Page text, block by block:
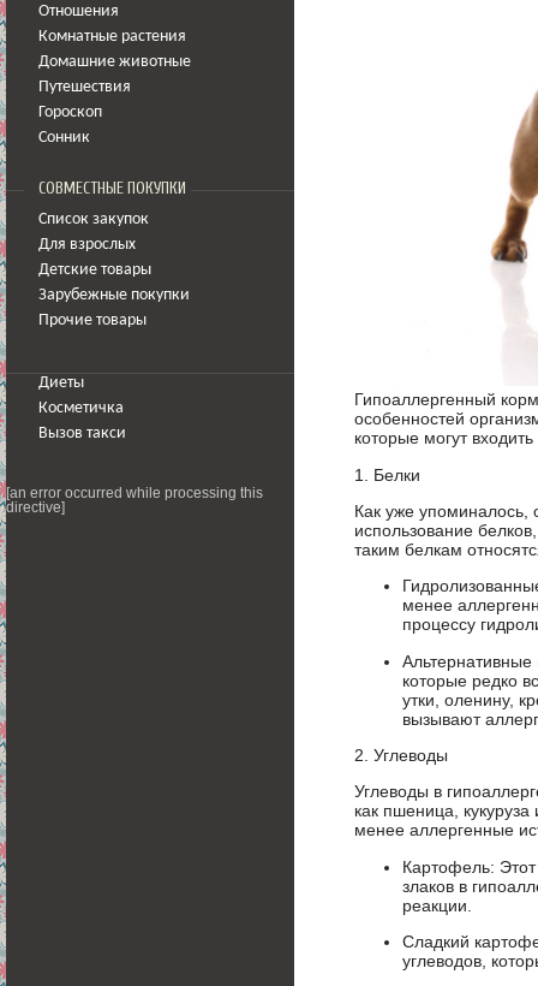
Отношения
Комнатные растения
Домашние животные
Путешествия
Гороскоп
Сонник
СОВМЕСТНЫЕ ПОКУПКИ
Список закупок
Для взрослых
Детские товары
Зарубежные покупки
Прочие товары
Диеты
Косметичка
Вызов такси
[an error occurred while processing this
directive]
Гипоаллергенный
особенностей
которые могут
1. Белки
Как уже упоминалось,
использование
таким белкам
менее
процессу
Альтернативные
которые редко
утки, оленину,
вызывают
2. Углеводы
Углеводы в
как пшеница,
менее аллергенные
Картофель:
злаков в
реакции.
Сладкий
углеводов,